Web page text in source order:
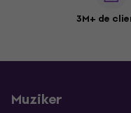
3M+ de
Muziker